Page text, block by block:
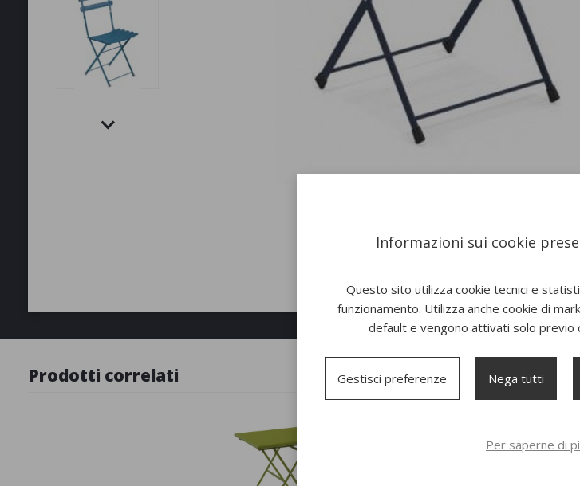
Prodotti correlati
Informazioni sui cookie
Questo sito utilizza cookie tecnici e
funzionamento. Utilizza anche cookie di
default e vengono attivati solo previo
Gestisci preferenze Nega tutti
Per saperne di